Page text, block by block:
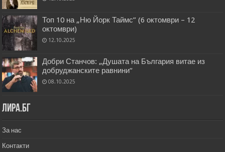
Топ 10 на „Ню Йорк Таймс” (6 октомври – 12
октомври)
12.10.2025
Добри Станчов: „Душата на България витае из
добруджанските равнини“
08.10.2025
Лира.бг
За нас
Контакти